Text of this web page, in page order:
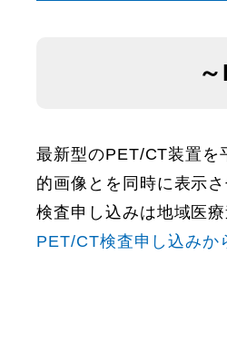
最新型のPET/CT装置を
的画像とを同時に表示
検査申し込みは地域医
PET/CT検査申し込みか